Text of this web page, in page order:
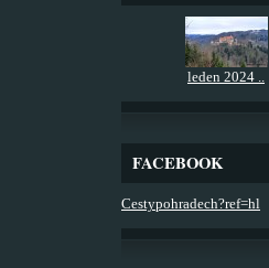
leden 2024 ..
FACEBOOK
Cestypohradech?ref=hl